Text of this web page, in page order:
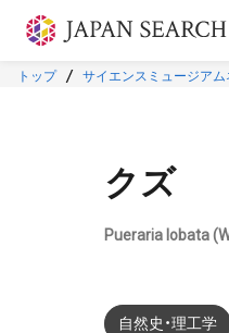
本文に飛ぶ
トップ サイエンスミュージアム
クズ
Pueraria lobata
自然史・理工学